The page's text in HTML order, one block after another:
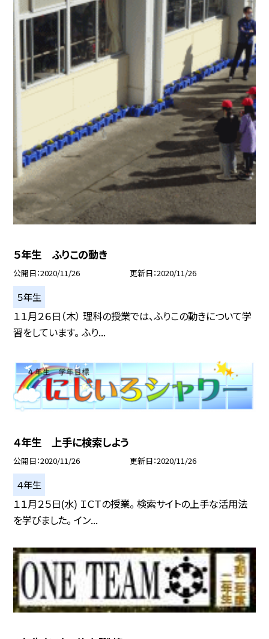
５年生 ふりこの動き
公開日 2020/11/26 更新日 2020/11/26
５年生
１１月２６日（木） 理科の授業では、ふりこの動きについて学
習をしています。 ふり...
４年生 上手に検索しよう
公開日 2020/11/26 更新日 2020/11/26
４年生
１１月２５日(水) ＩＣＴの授業。 検索サイトの上手な活用法
を学びました。 イン...